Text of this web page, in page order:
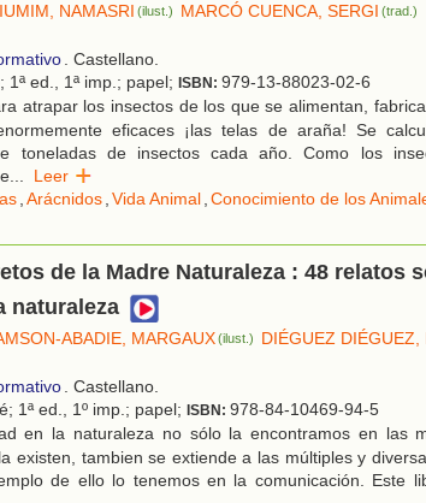
NAMASRI (ilust.) MARCÓ CUENCA, SERGI (trad.)
. Castellano.
ed., 1ª imp.; papel; ISBN: 979-13-88023-02-6
atrapar los insectos de los que se alimentan,
eficaces ¡las telas de araña! Se
toneladas de insectos cada año. Como los
Leer
Arácnidos Vida Animal Conocimiento de los
de la Madre Naturaleza : 48 relatos
naturaleza
ABADIE, MARGAUX(ilust.) DIÉGUEZ DIÉGUEZ,
. Castellano.
1ª ed., 1º imp.; papel; ISBN: 978-84-10469-94-5
en la naturaleza no sólo la encontramos en las
existen, tambien se extiende a las múltiples y
de ello lo tenemos en la comunicación. Este